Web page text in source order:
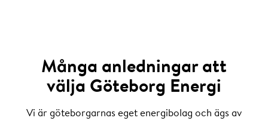
Många anledningar att
välja Göteborg Energi
Vi är göteborgarnas eget energibolag och ägs av